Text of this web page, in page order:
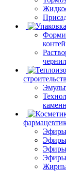
Эфиры
Эфиры
Эфиры
Эфиры